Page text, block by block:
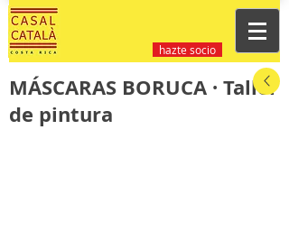
hazte socio
MÁSCARAS BORUCA · Taller
de pintura